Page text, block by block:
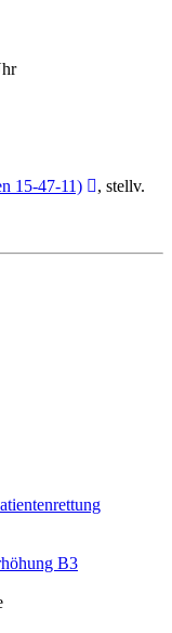
15-47-11)
, stellv.
B3